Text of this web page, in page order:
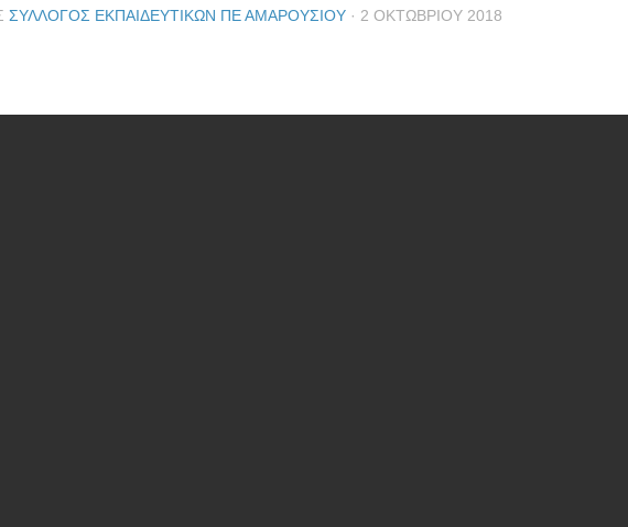
ΣΎΛΛΟΓΟΣ ΕΚΠΑΙΔΕΥΤΙΚΏΝ ΠΕ ΑΜΑΡΟΥΣΊΟΥ · 2 ΟΚΤΩΒΡΊΟΥ 2018